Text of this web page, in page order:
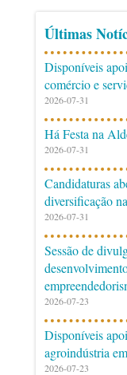
Últimas
Disponíveis
comércio e
2026-07-31
Há Festa na
2026-07-31
Candidaturas
diversificação
2026-07-31
Sessão de
2026-07-23
Disponíveis
agroindústria
2026-07-23